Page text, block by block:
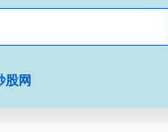
股网